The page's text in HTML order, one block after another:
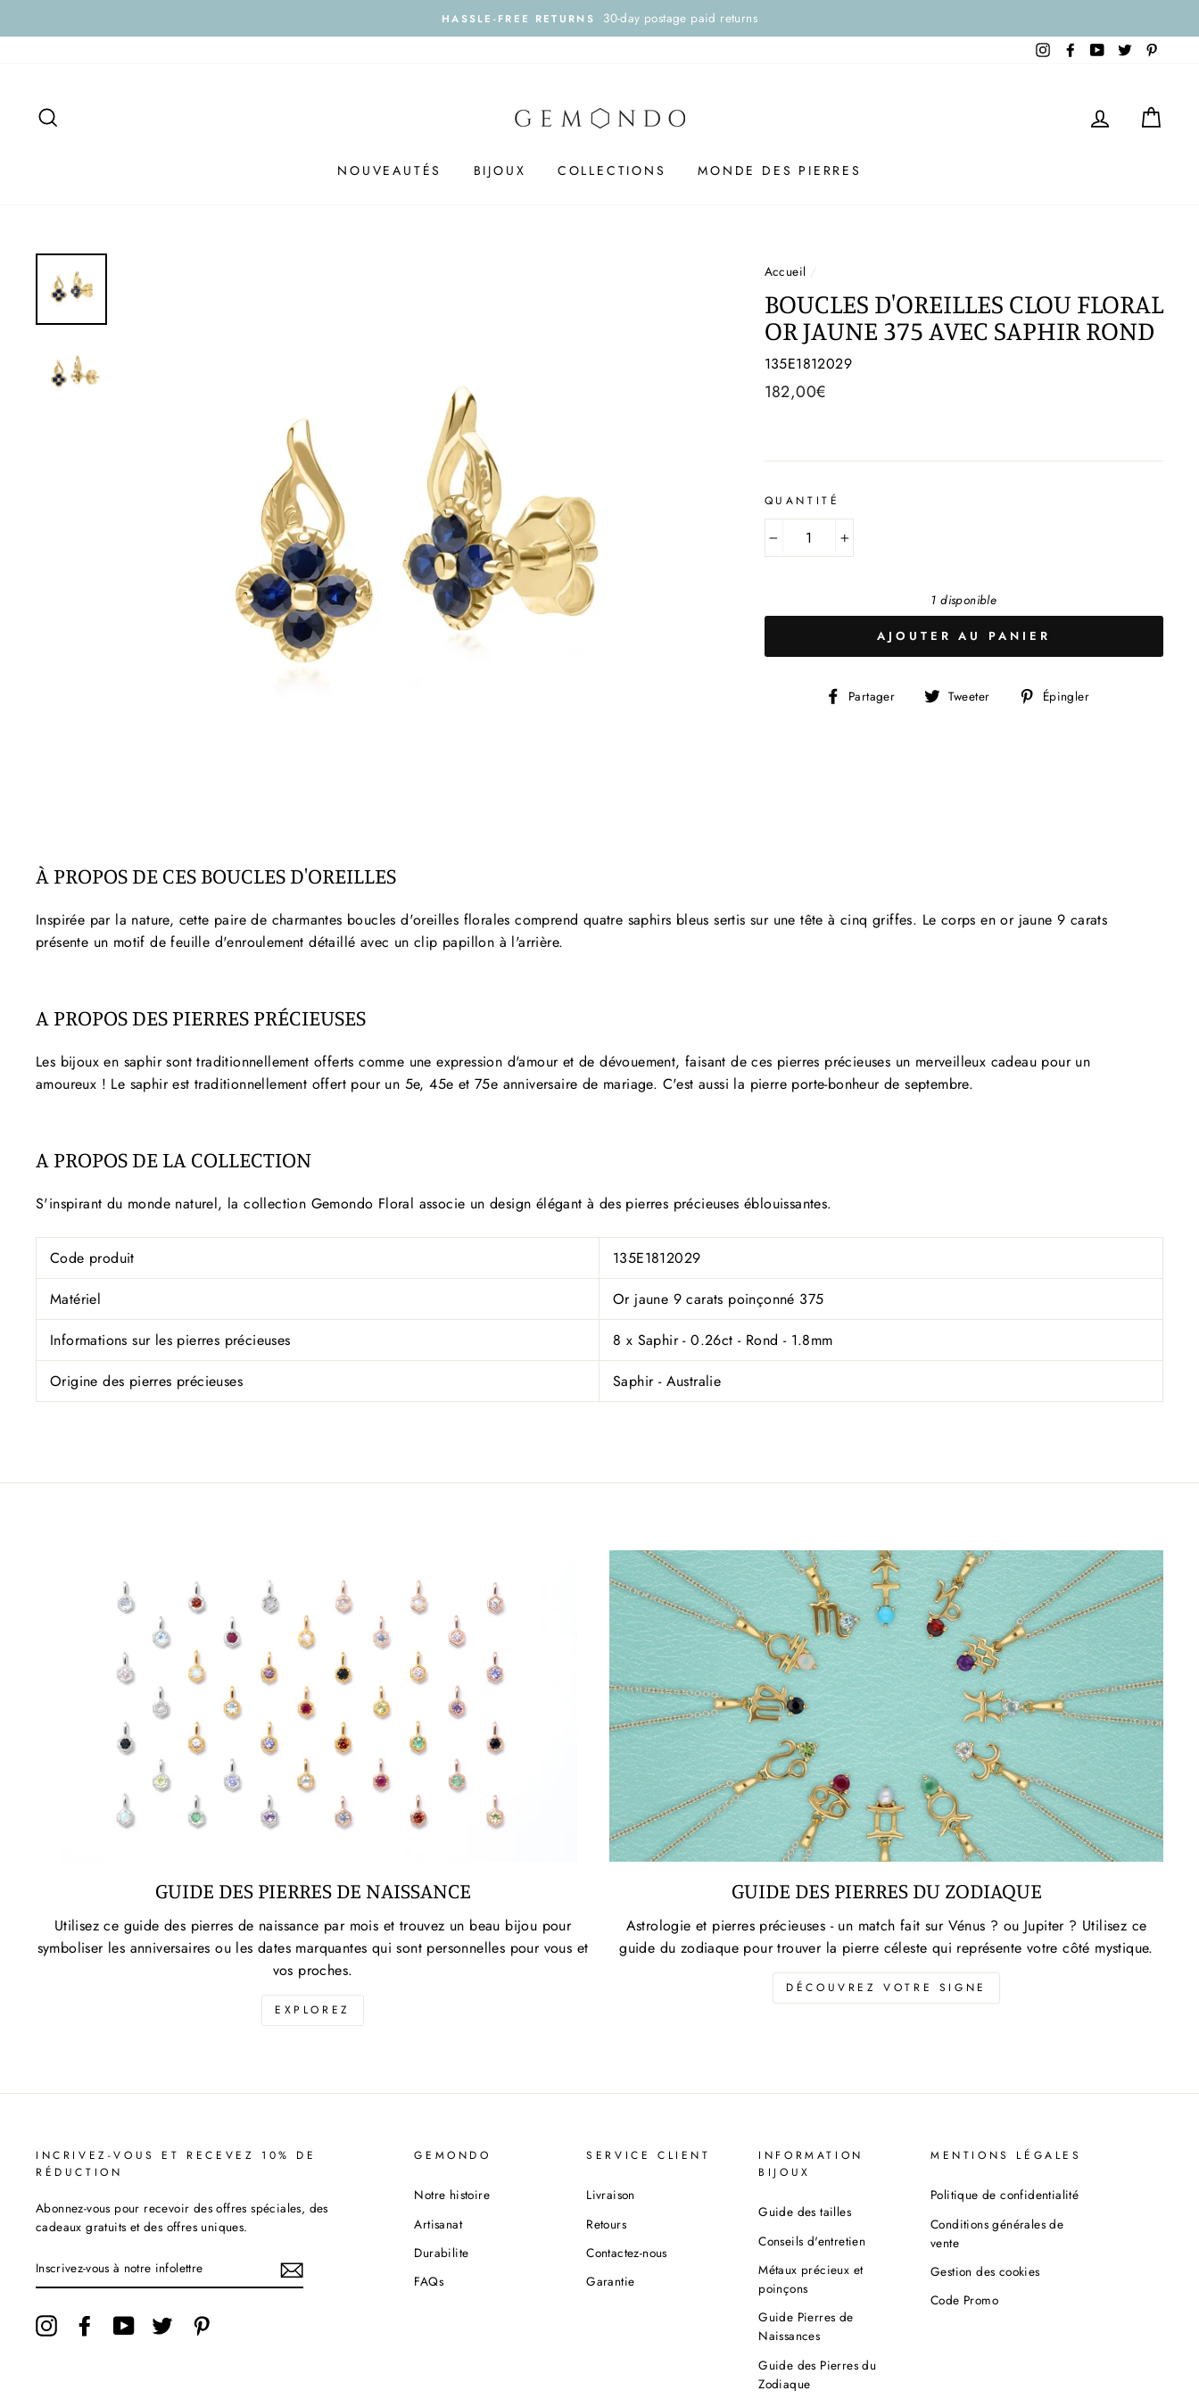
au
HASSLE-FREE RETURNS
30-day postage paid returns
InstagramFacebookYouTube
Twitter
SE
NOUVEAUTÉS BIJOUX COLLECTIONS MONDE DES PIERRES
Accueil /
BOUCLES D'OREILLES CLOU FLORAL
OR JAUNE 375 AVEC SAPHIR ROND
135E1812029
Prix
182,00€
QUANTITÉ
+
1 disponible
AJOUTER AU PANIER
Partager
PartagerTweeter
TweeterÉpingler
À PROPOS DE CES BOUCLES D'OREILLES
Inspirée par la nature, cette paire de charmantes boucles d'oreilles florales comprend quatre saphirs bleus sertis sur une tête à cinq griffes. Le corps en or jaune 9 carats
présente un motif de feuille d'enroulement détaillé avec un clip papillon à l'arrière.
A PROPOS DES PIERRES PRÉCIEUSES
Les bijoux en saphir sont traditionnellement offerts comme une expression d'amour et de dévouement, faisant de ces pierres précieuses un merveilleux cadeau pour un
amoureux ! Le saphir est traditionnellement offert pour un 5e, 45e et 75e anniversaire de mariage. C'est aussi la pierre porte-bonheur de septembre.
A PROPOS DE LA COLLECTION
S'inspirant du monde naturel, la collection Gemondo Floral associe un design élégant à des pierres précieuses éblouissantes.
Code produit
135E1812029
Matériel
Or jaune 9 carats poinçonné 375
Informations sur les pierres précieuses
8 x Saphir - 0.26ct - Rond - 1.8mm
Origine des pierres précieuses
Saphir - Australie
GUIDE DES PIERRES DE NAISSANCE
Utilisez ce guide des pierres de naissance par mois et trouvez un beau bijou pour
symboliser les anniversaires ou les dates marquantes qui sont personnelles pour vous et
vos proches.
EXPLOREZ
GUIDE DES PIERRES DU ZODIAQUE
Astrologie et pierres précieuses - un match fait sur Vénus ? ou Jupiter ? Utilisez ce
guide du zodiaque pour trouver la pierre céleste qui représente votre côté mystique.
DÉCOUVREZ VOTRE SIGNE
INCRIVEZ-VOUS ET RECEVEZ 10% DE
RÉDUCTION
Abonnez-vous pour recevoir des offres spéciales, des
cadeaux gratuits et des offres uniques.
VOUS
À
INFOLETTRE
InstagramFacebookYouTube Twitter
GEMONDO
Notre histoire
Artisanat
Durabilite
FAQs
SERVICE CLIENT
Livraison
Retours
Contactez-nous
Garantie
INFORMATION
BIJOUX
Guide des tailles
Conseils d'entretien
Métaux précieux et
poinçons
Guide Pierres de
Naissances
Guide des Pierres du
Zodiaque
MENTIONS LÉGALES
Politique de confidentialité
Conditions générales de
vente
Gestion des cookies
Code Promo
DÉCOUVREZ NOS DERNIÈRES NOUVEAUTÉS DE
être chérie pendant de nombreuses années. Explorez des modèles
intemporels à des prix exceptionnels.
EN SAVOIR PLUS